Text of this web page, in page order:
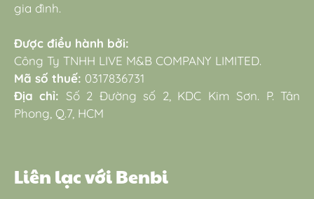
gia đình.
Được điều hành bởi:
Công Ty TNHH LIVE M&B COMPANY LIMITED.
Mã số thuế: 0317836731
Địa chỉ: Số 2 Đường số 2, KDC Kim Sơn. P. Tân
Phong, Q.7, HCM
Liên lạc với Benbi